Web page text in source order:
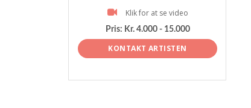
Klik for at se video
Pris: Kr. 4.000 - 15.000
KONTAKT ARTISTEN